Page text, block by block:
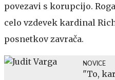
povezavi s korupcijo.
celo vzdevek kardinal
posnetkov zavrača.
NOVICE
"To,